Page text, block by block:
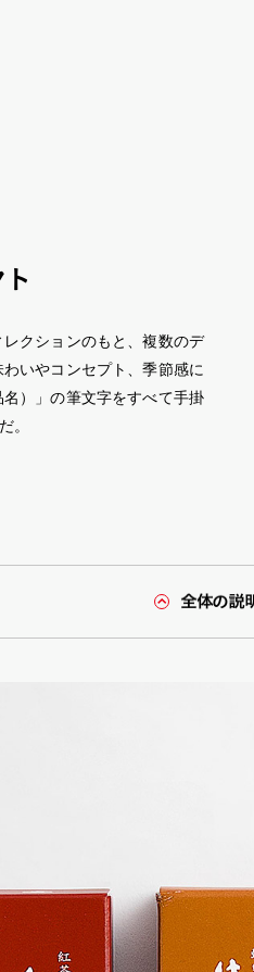
ト
クションのもと、複数のデ
いやコンセプト、季節感に
）」の筆文字をすべて手掛
。
全体の説